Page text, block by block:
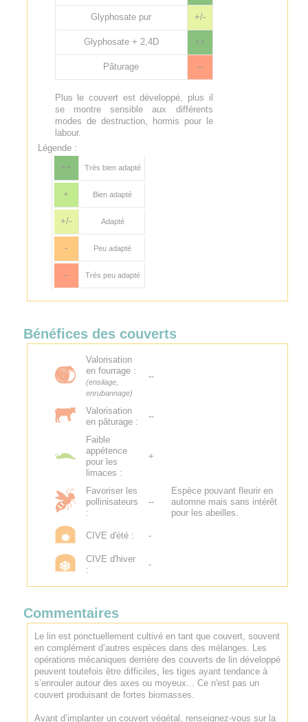
Glyphosate pur +/-
Glyphosate + 2,4D ++
Pâturage --
Plus le couvert est développé, plus il
se montre sensible aux différents
modes de destruction, hormis pour le
labour.
Légende :
++
Très bien adapté
+ Bien adapté
+/- Adapté
- Peu adapté
-- Très peu adapté
Bénéfices des couverts
Valorisation
en fourrage :
(ensilage,
enrubannage)
--
Valorisation
en pâturage :
--
Faible
appétence
pour les
limaces :
+
Favoriser les
pollinisateurs
:
--
Espèce pouvant fleurir en
automne mais sans intérêt
pour les abeilles.
CIVE d'été : -
CIVE d'hiver
:
-
Commentaires
Le lin est ponctuellement cultivé en tant que couvert, souvent
en complément d’autres espèces dans des mélanges. Les
opérations mécaniques derrière des couverts de lin développé
peuvent toutefois être difficiles, les tiges ayant tendance à
s’enrouler autour des axes ou moyeux... Ce n'est pas un
couvert produisant de fortes biomasses.
Avant d’implanter un couvert végétal, renseignez-vous sur la